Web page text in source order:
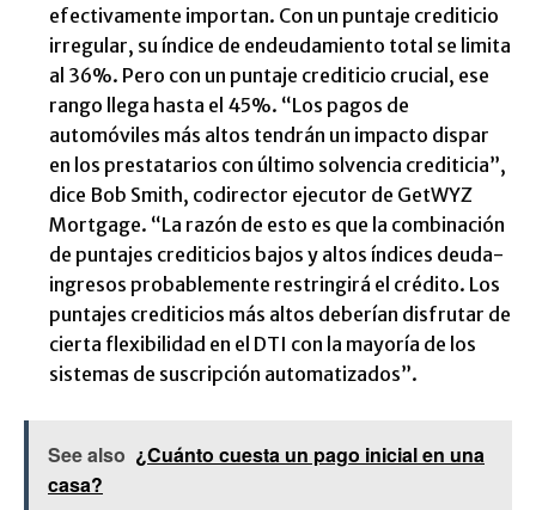
efectivamente importan. Con un puntaje crediticio
irregular, su índice de endeudamiento total se limita
al 36%. Pero con un puntaje crediticio crucial, ese
rango llega hasta el 45%. “Los pagos de
automóviles más altos tendrán un impacto dispar
en los prestatarios con último solvencia crediticia”,
dice Bob Smith, codirector ejecutor de GetWYZ
Mortgage. “La razón de esto es que la combinación
de puntajes crediticios bajos y altos índices deuda-
ingresos probablemente restringirá el crédito. Los
puntajes crediticios más altos deberían disfrutar de
cierta flexibilidad en el DTI con la mayoría de los
sistemas de suscripción automatizados”.
See also ¿Cuánto cuesta un pago inicial en una
casa?